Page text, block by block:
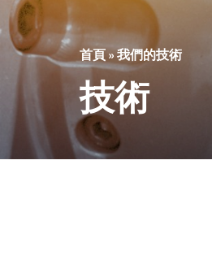
首頁»我們的技術
技術